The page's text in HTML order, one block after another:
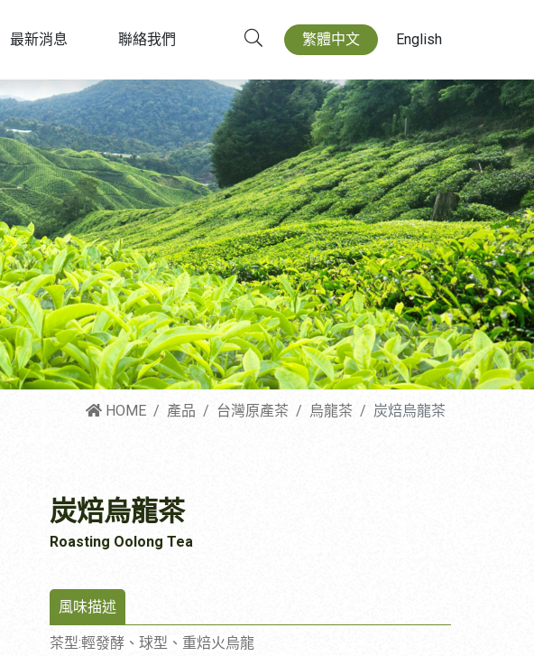
最新消息 聯絡我們 繁體中文 English
HOME 產品 台灣原產茶 烏龍茶 炭焙烏龍茶
炭焙烏龍茶
Roasting Oolong Tea
風味描述
茶型:輕發酵、球型、重焙火烏龍